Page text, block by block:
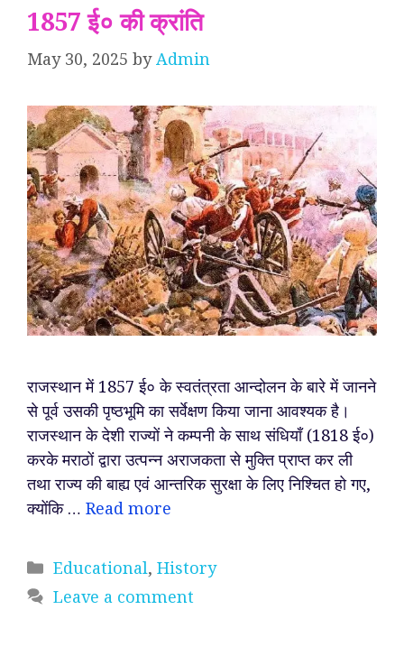
1857 ई० की क्रांति
May 30, 2025 byAdmin
राजस्थान में 1857 ई० के स्वतंत्रता आन्दोलन के बारे में जानने
से पूर्व उसकी पृष्ठभूमि का सर्वेक्षण किया जाना आवश्यक है।
राजस्थान के देशी राज्यों ने कम्पनी के साथ संधियाँ (1818 ई०)
करके मराठों द्वारा उत्पन्न अराजकता से मुक्ति प्राप्त कर ली
तथा राज्य की बाह्य एवं आन्तरिक सुरक्षा के लिए निश्चित हो गए,
क्योंकि … Read more
Categories
Educational, History
Leave a comment